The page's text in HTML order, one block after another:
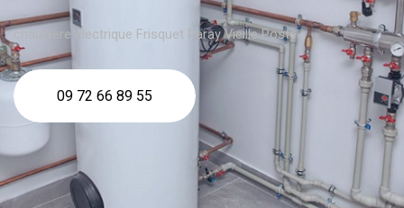
chaudière électrique Frisquet Paray Vieille Poste
09 72 66 89 55